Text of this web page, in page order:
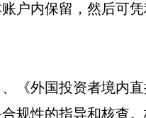
户内保留，然后可
《外国投资者境内
规性的指导和核查